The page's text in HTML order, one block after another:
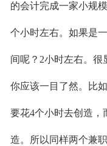
的会计完成一家小规
个小时左右。如果是
间呢？2小时左右。
你应该一目了然。比
要花4个小时去创造，
造。所以同样两个兼